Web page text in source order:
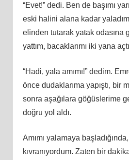
“Evet!” dedi. Ben de başımı
eski halini alana kadar
elinden tutarak yatak odasına
yattım, bacaklarımı iki yana
“Hadi, yala amımı!” dedim.
önce dudaklarıma yapıştı, bir
sonra aşağılara göğüslerime
doğru yol aldı.
Amımı yalamaya
kıvranıyordum. Zaten bir